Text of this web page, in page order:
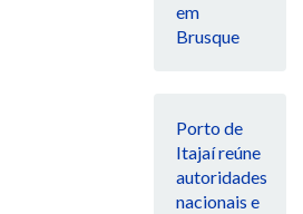
em
Brusque
Porto de
Itajaí reúne
autoridades
nacionais e